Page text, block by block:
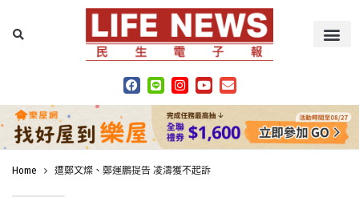
Home 遭鄭文燦、鄭運鵬提告 凌濤獲不起訴